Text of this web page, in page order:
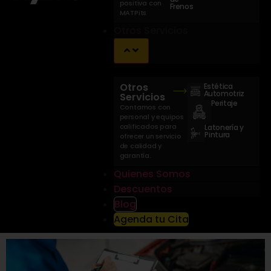
positiva con
MATPits
Frenos
Otros
Servicios
Contamos con
personal y equipos
calificados para
ofrecer un servicio
de calidad y
garantía.
Estética
Automotriz
Peritaje
Latonería y
Pintura
Quienes Somos
Descuentos
Blog
Agenda tu Cita